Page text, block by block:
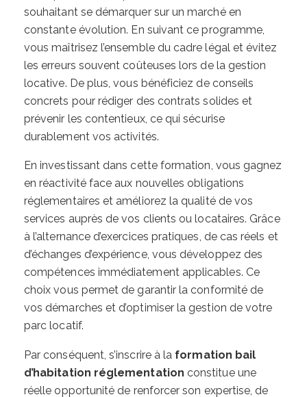
souhaitant se démarquer sur un marché en
constante évolution. En suivant ce programme,
vous maîtrisez l’ensemble du cadre légal et évitez
les erreurs souvent coûteuses lors de la gestion
locative. De plus, vous bénéficiez de conseils
concrets pour rédiger des contrats solides et
prévenir les contentieux, ce qui sécurise
durablement vos activités.
En investissant dans cette formation, vous gagnez
en réactivité face aux nouvelles obligations
réglementaires et améliorez la qualité de vos
services auprès de vos clients ou locataires. Grâce
à l’alternance d’exercices pratiques, de cas réels et
d’échanges d’expérience, vous développez des
compétences immédiatement applicables. Ce
choix vous permet de garantir la conformité de
vos démarches et d’optimiser la gestion de votre
parc locatif.
Par conséquent, s’inscrire à la formation bail
d’habitation réglementation constitue une
réelle opportunité de renforcer son expertise, de